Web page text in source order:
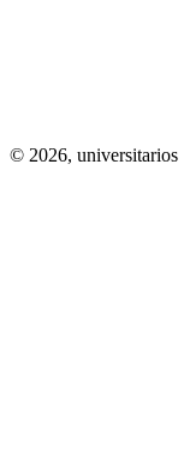
© 2026, universitarios